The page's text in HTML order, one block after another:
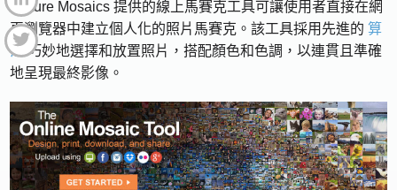
Picture Mosaics 提供的線上馬賽克工具可讓使用者直接在網
頁瀏覽器中建立個人化的照片馬賽克。該工具採用先進的算
法巧妙地選擇和放置照片，搭配顏色和色調，以連貫且準確
地呈現最終影像。